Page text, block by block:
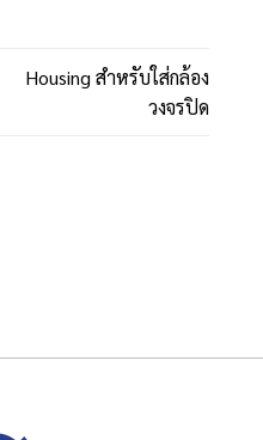
Housing สำหรับใส่กล้อง
วงจรปิด